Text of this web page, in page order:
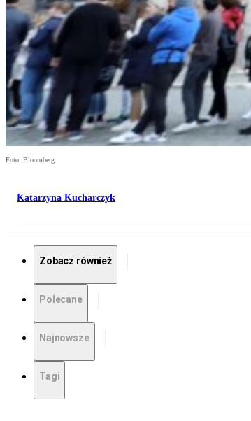
Foto: Bloomberg
Katarzyna Kucharczyk
Zobacz również
Polecane
Najnowsze
Tagi